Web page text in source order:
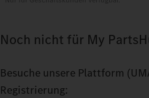
Noch nicht für My
Besuche unsere Plattform
Registrierung: